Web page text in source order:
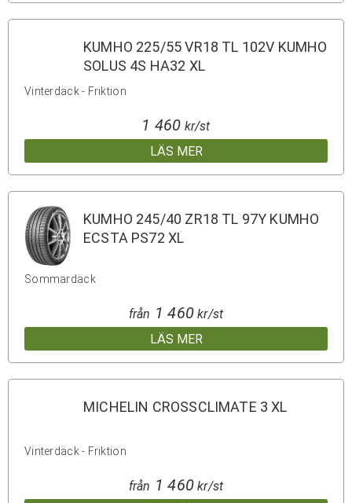
KUMHO 225/55 VR18 TL 102V KUMHO
SOLUS 4S HA32 XL
Vinterdäck - Friktion
LÄS MER
1 460 kr/st
KUMHO 245/40 ZR18 TL 97Y KUMHO
ECSTA PS72 XL
Sommardäck
LÄS MER
från 1 460kr/st
MICHELIN CROSSCLIMATE 3 XL
Vinterdäck - Friktion
från 1 460kr/st